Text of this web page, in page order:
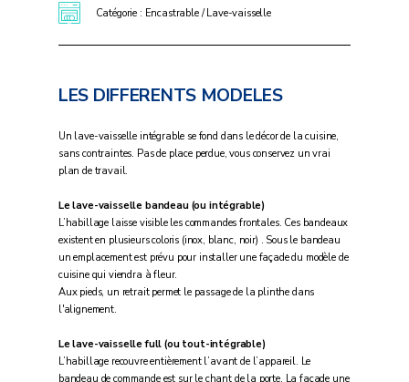
Catégorie : Encastrable / Lave-vaisselle
LES DIFFERENTS MODELES
Un lave-vaisselle intégrable se fond dans le décor de la cuisine,
sans contraintes. Pas de place perdue, vous conservez un vrai
plan de travail.
Le lave-vaisselle bandeau (ou intégrable)
L’habillage laisse visible les commandes frontales. Ces bandeaux
existent en plusieurs coloris (inox, blanc, noir) . Sous le bandeau
un emplacement est prévu pour installer une façade du modèle de
cuisine qui viendra à fleur.
Aux pieds, un retrait permet le passage de la plinthe dans
l'alignement.
Le lave-vaisselle full (ou tout-intégrable)
L’habillage recouvre entièrement l’avant de l’appareil. Le
bandeau de commande est sur le chant de la porte. La façade une